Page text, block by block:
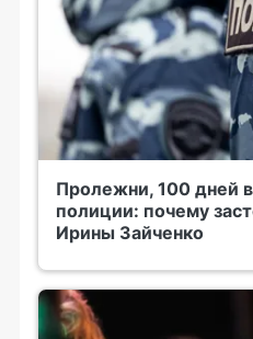
Пролежни, 100 дней
полиции: почему
Ирины Зайченко